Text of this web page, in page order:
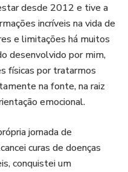
desde 2012 e tive a
incríveis na vida de
e limitações há muitos
desenvolvido por mim,
físicas por tratarmos
na fonte, na raiz
emocional.
jornada de
curas de doenças
conquistei um